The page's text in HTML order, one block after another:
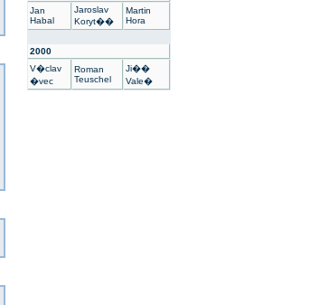
Jan
Habal
Jaroslav
Koryt��
Martin
Hora
2000
V�clav
�vec
Roman
Teuschel
Ji��
Vale�